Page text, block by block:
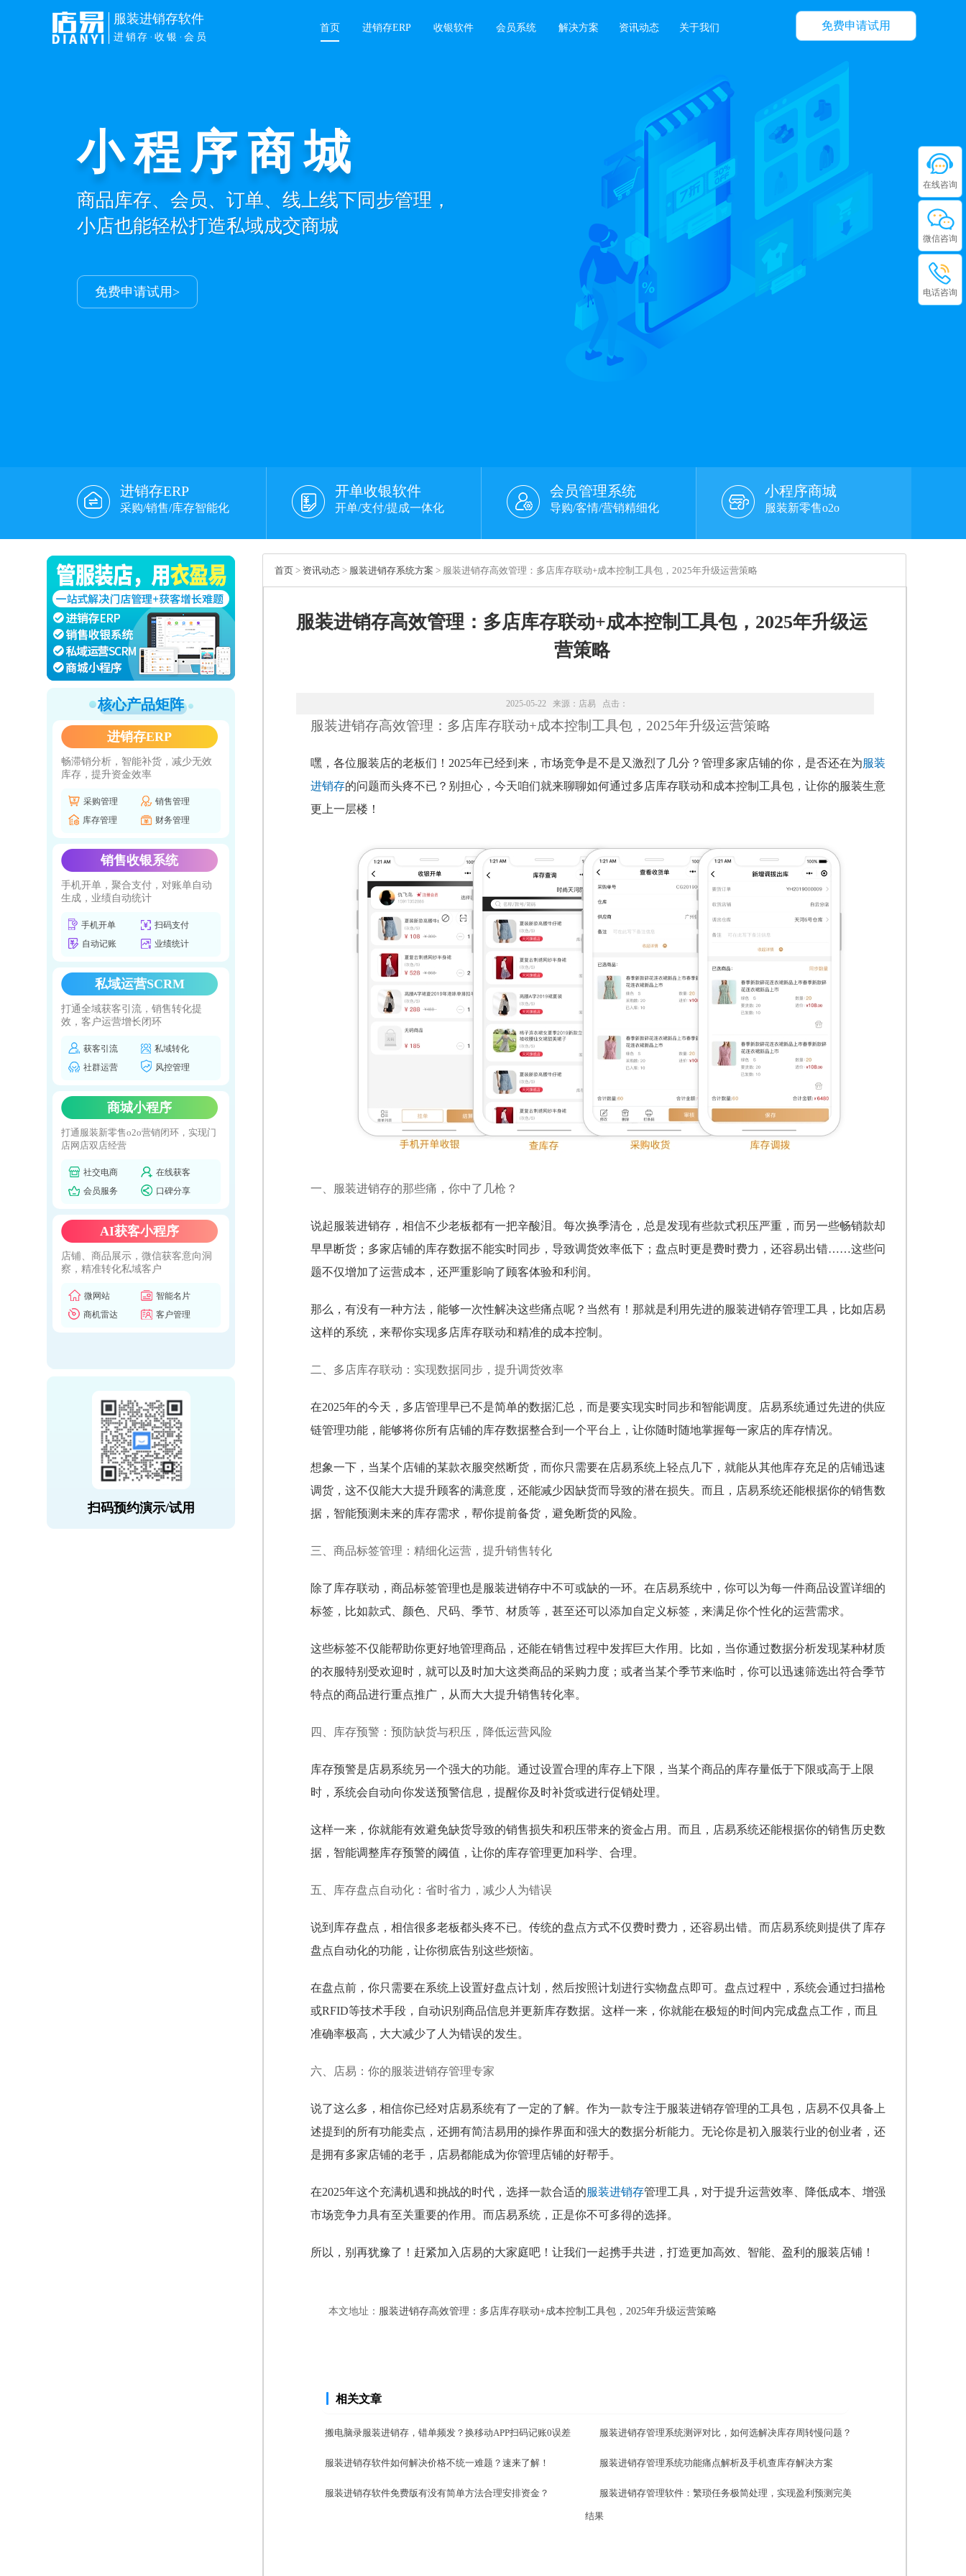
免费申请试用
服装进销存软件
进销存·收银·会员
首页 进销存ERP 收银软件 会员系统 解决方案 资讯动态 关于我们
小程序商城
商品库存、会员、订单、线上线下同步管理，
小店也能轻松打造私域成交商城
免费申请试用>
进销存ERP
采购/销售/库存智能化
开单收银软件
开单/支付/提成一体化
会员管理系统
导购/客情/营销精细化
小程序商城
服装新零售o2o
核心产品矩阵
进销存ERP
畅滞销分析，智能补货，减少无效
库存，提升资金效率
采购管理
销售管理
库存管理
财务管理
销售收银系统
手机开单，聚合支付，对账单自动
生成，业绩自动统计
手机开单
扫码支付
自动记账
业绩统计
私域运营SCRM
打通全域获客引流，销售转化提
效，客户运营增长闭环
获客引流
私域转化
社群运营
风控管理
商城小程序
打通服装新零售o2o营销闭环，实现门
店网店双店经营
社交电商
在线获客
会员服务
口碑分享
AI获客小程序
店铺、商品展示，微信获客意向洞
察，精准转化私域客户
微网站
智能名片
商机雷达
客户管理
扫码预约演示/试用
首页 > 资讯动态 > 服装进销存系统方案 > 服装进销存高效管理：多店库存联动+成本控制工具包，2025年升级运营策略
服装进销存高效管理：多店库存联动+成本控制工具包，2025年升级运
营策略
2025-05-22 来源： 店易 点击：
服装进销存高效管理：多店库存联动+成本控制工具包，2025年升级运营策略
嘿，各位服装店的老板们！2025年已经到来，市场竞争是不是又激烈了几分？管理多家店铺的你，是否还在为服装
进销存的问题而头疼不已？别担心，今天咱们就来聊聊如何通过多店库存联动和成本控制工具包，让你的服装生意
更上一层楼！
一、服装进销存的那些痛，你中了几枪？
说起服装进销存，相信不少老板都有一把辛酸泪。每次换季清仓，总是发现有些款式积压严重，而另一些畅销款却
早早断货；多家店铺的库存数据不能实时同步，导致调货效率低下；盘点时更是费时费力，还容易出错……这些问
题不仅增加了运营成本，还严重影响了顾客体验和利润。
那么，有没有一种方法，能够一次性解决这些痛点呢？当然有！那就是利用先进的服装进销存管理工具，比如店易
这样的系统，来帮你实现多店库存联动和精准的成本控制。
二、多店库存联动：实现数据同步，提升调货效率
在2025年的今天，多店管理早已不是简单的数据汇总，而是要实现实时同步和智能调度。店易系统通过先进的供应
链管理功能，能够将你所有店铺的库存数据整合到一个平台上，让你随时随地掌握每一家店的库存情况。
想象一下，当某个店铺的某款衣服突然断货，而你只需要在店易系统上轻点几下，就能从其他库存充足的店铺迅速
调货，这不仅能大大提升顾客的满意度，还能减少因缺货而导致的潜在损失。而且，店易系统还能根据你的销售数
据，智能预测未来的库存需求，帮你提前备货，避免断货的风险。
三、商品标签管理：精细化运营，提升销售转化
除了库存联动，商品标签管理也是服装进销存中不可或缺的一环。在店易系统中，你可以为每一件商品设置详细的
标签，比如款式、颜色、尺码、季节、材质等，甚至还可以添加自定义标签，来满足你个性化的运营需求。
这些标签不仅能帮助你更好地管理商品，还能在销售过程中发挥巨大作用。比如，当你通过数据分析发现某种材质
的衣服特别受欢迎时，就可以及时加大这类商品的采购力度；或者当某个季节来临时，你可以迅速筛选出符合季节
特点的商品进行重点推广，从而大大提升销售转化率。
四、库存预警：预防缺货与积压，降低运营风险
库存预警是店易系统另一个强大的功能。通过设置合理的库存上下限，当某个商品的库存量低于下限或高于上限
时，系统会自动向你发送预警信息，提醒你及时补货或进行促销处理。
这样一来，你就能有效避免缺货导致的销售损失和积压带来的资金占用。而且，店易系统还能根据你的销售历史数
据，智能调整库存预警的阈值，让你的库存管理更加科学、合理。
五、库存盘点自动化：省时省力，减少人为错误
说到库存盘点，相信很多老板都头疼不已。传统的盘点方式不仅费时费力，还容易出错。而店易系统则提供了库存
盘点自动化的功能，让你彻底告别这些烦恼。
在盘点前，你只需要在系统上设置好盘点计划，然后按照计划进行实物盘点即可。盘点过程中，系统会通过扫描枪
或RFID等技术手段，自动识别商品信息并更新库存数据。这样一来，你就能在极短的时间内完成盘点工作，而且
准确率极高，大大减少了人为错误的发生。
六、店易：你的服装进销存管理专家
说了这么多，相信你已经对店易系统有了一定的了解。作为一款专注于服装进销存管理的工具包，店易不仅具备上
述提到的所有功能卖点，还拥有简洁易用的操作界面和强大的数据分析能力。无论你是初入服装行业的创业者，还
是拥有多家店铺的老手，店易都能成为你管理店铺的好帮手。
在2025年这个充满机遇和挑战的时代，选择一款合适的服装进销存管理工具，对于提升运营效率、降低成本、增强
市场竞争力具有至关重要的作用。而店易系统，正是你不可多得的选择。
所以，别再犹豫了！赶紧加入店易的大家庭吧！让我们一起携手共进，打造更加高效、智能、盈利的服装店铺！
本文地址： 服装进销存高效管理：多店库存联动+成本控制工具包，2025年升级运营策略
相关文章
搬电脑录服装进销存，错单频发？换移动APP扫码记账0误差 服装进销存管理系统测评对比，如何选解决库存周转慢问题？
服装进销存软件如何解决价格不统一难题？速来了解！ 服装进销存管理系统功能痛点解析及手机查库存解决方案
服装进销存软件免费版有没有简单方法合理安排资金？ 服装进销存管理软件：繁琐任务极简处理，实现盈利预测完美
结果
在线咨询
微信咨询
电话咨询